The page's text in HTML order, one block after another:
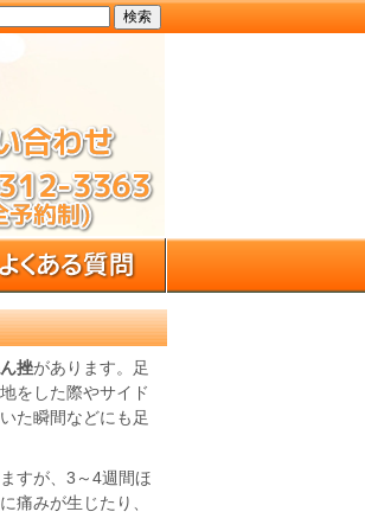
挫があります。足
をした際やサイド
た瞬間などにも足
すが、3～4週間ほ
痛みが生じたり、